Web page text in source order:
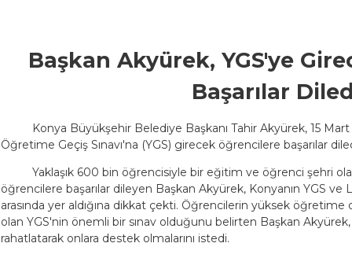
Başkan Akyürek, YGS'ye
Başarılar
Konya Büyükşehir Belediye Başkanı Tahir Akyürek, 15
Öğretime Geçiş Sınavı'na (YGS) girecek öğrencilere başarılar
Yaklaşık 600 bin öğrencisiyle bir eğitim ve öğrenci şehri
öğrencilere başarılar dileyen Başkan Akyürek, Konyanın YGS ve
arasında yer aldığına dikkat çekti. Öğrencilerin yüksek
olan YGS'nin önemli bir sınav olduğunu belirten Başkan Akyürek,
rahatlatarak onlara destek olmalarını istedi.